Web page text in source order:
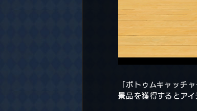
「ポトゥムキャッチ
景品を獲得するとア